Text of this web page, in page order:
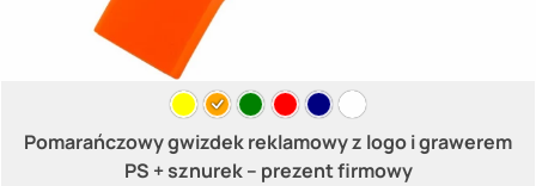
Pomarańczowy gwizdek reklamowy z logo i grawerem
PS + sznurek – prezent firmowy